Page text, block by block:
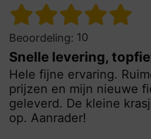
Beoordeling: 10
Snelle levering,
Hele fijne ervaring.
prijzen en mijn nieuwe
geleverd. De kleine
op. Aanrader!